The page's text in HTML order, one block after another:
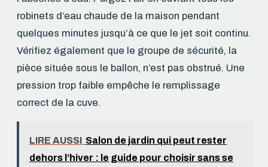
robinets d’eau chaude de la maison pendant
quelques minutes jusqu’à ce que le jet soit continu.
Vérifiez également que le groupe de sécurité, la
pièce située sous le ballon, n’est pas obstrué. Une
pression trop faible empêche le remplissage
correct de la cuve.
LIRE AUSSI Salon de jardin qui peut rester
dehors l’hiver : le guide pour choisir sans se